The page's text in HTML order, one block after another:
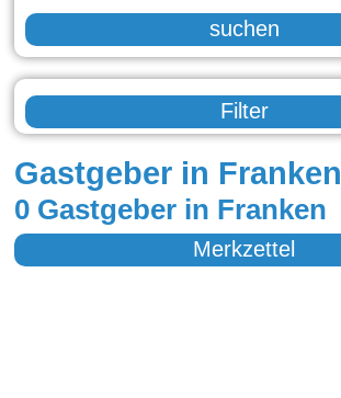
suchen
Filter
Gastgeber in Franken
0 Gastgeber in Franken
Merkzettel